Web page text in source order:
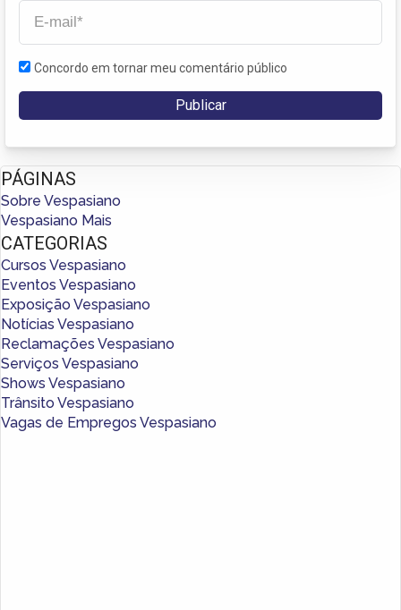
Concordo em tornar meu comentário público
PÁGINAS
Sobre Vespasiano
Vespasiano Mais
CATEGORIAS
Cursos Vespasiano
Eventos Vespasiano
Exposição Vespasiano
Notícias Vespasiano
Reclamações Vespasiano
Serviços Vespasiano
Shows Vespasiano
Trânsito Vespasiano
Vagas de Empregos Vespasiano